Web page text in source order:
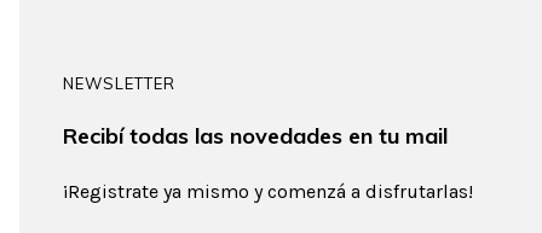
NEWSLETTER
Recibí todas las novedades en tu mail
¡Registrate ya mismo y comenzá a disfrutarlas!